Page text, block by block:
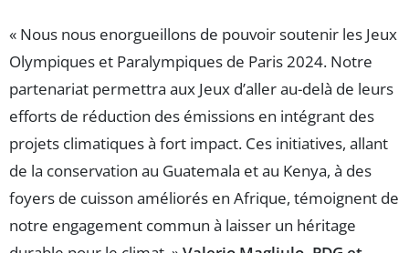
« Nous nous enorgueillons de pouvoir soutenir les Jeux
Olympiques et Paralympiques de Paris 2024. Notre
partenariat permettra aux Jeux d’aller au-delà de leurs
efforts de réduction des émissions en intégrant des
projets climatiques à fort impact. Ces initiatives, allant
de la conservation au Guatemala et au Kenya, à des
foyers de cuisson améliorés en Afrique, témoignent de
notre engagement commun à laisser un héritage